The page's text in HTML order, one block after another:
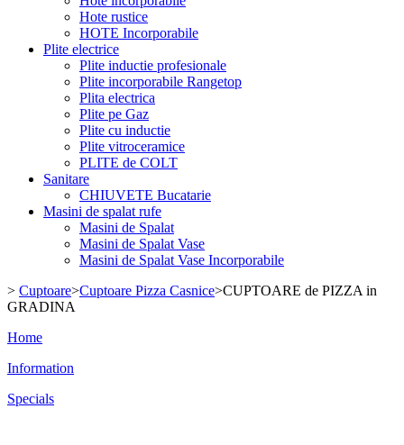
Hote rustice
HOTE Incorporabile
Plite electrice
Plite inductie profesionale
Plite incorporabile Rangetop
Plita electrica
Plite pe Gaz
Plite cu inductie
Plite vitroceramice
PLITE de COLT
Sanitare
CHIUVETE Bucatarie
Masini de spalat rufe
Masini de Spalat
Masini de Spalat Vase
Masini de Spalat Vase Incorporabile
> Cuptoare>Cuptoare Pizza Casnice>CUPTOARE de PIZZA in
GRADINA
Home
Information
Specials